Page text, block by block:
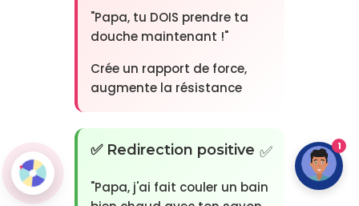
"Papa, tu DOIS prendre ta
douche maintenant !"
Crée un rapport de force,
augmente la résistance
✅ Redirection positive
"Papa, j'ai fait couler un bain
1